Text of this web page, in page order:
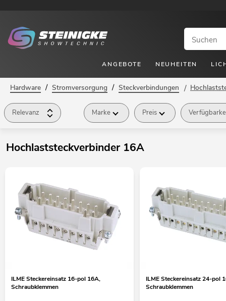
ANGEBOTE NEUHEITEN
Hardware / Stromversorgung / Steckverbindungen /
Relevanz Marke Preis
Hochlaststeckverbinder 16A
ILME Steckereinsatz 16-pol 16A,
Schraubklemmen
ILME Steckereinsatz 24-pol
Schraubklemmen